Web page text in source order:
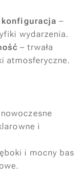
konfiguracja –
wydarzenia.
– trwała
atmosferyczne.
i
i mocny bas